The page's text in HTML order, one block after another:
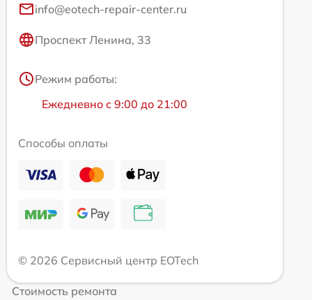
info@eotech-repair-center.ru
Проспект Ленина, 33
Режим работы:
Ежедневно с 9:00 до 21:00
Способы оплаты
© 2026 Сервисный центр EOTech
Стоимость ремонта